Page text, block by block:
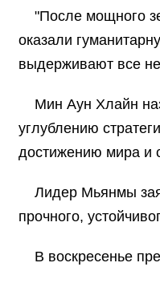
"После мощного
оказали
выдерживают все
Мин Аун Хлайн
углублению
достижению мира и
Лидер Мьянмы
прочного,
В воскресенье